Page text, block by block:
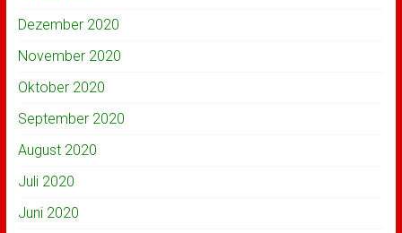
Dezember 2020
November 2020
Oktober 2020
September 2020
August 2020
Juli 2020
Juni 2020